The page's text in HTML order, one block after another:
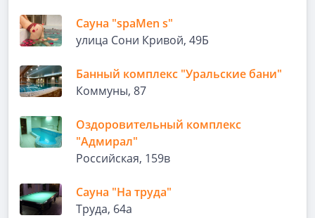
Сауна "spaMen s"
улица Сони Кривой, 49Б
Банный комплекс "Уральские бани"
Коммуны, 87
Оздоровительный комплекс
"Адмирал"
Российская, 159в
Сауна "На труда"
Труда, 64а